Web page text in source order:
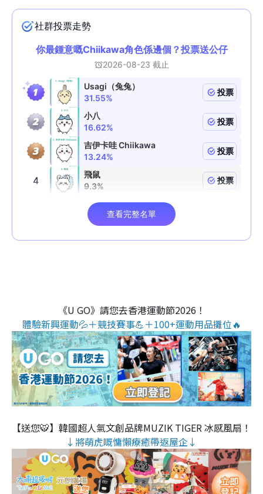
《U GO》請您去香港運動節2026！
體驗新興運動💦＋競技賽事💪＋100+運動用品攤位🔥
【送您🐯】韓國超人氣文創品牌MUZIK TIGER 冰感風扇！
↓將萌虎嘅慵懶療癒帶返屋企↓